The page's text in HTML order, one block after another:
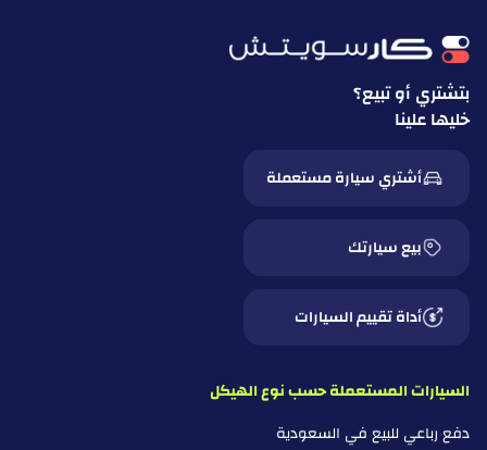
بتشتري أو تبيع؟
خليها علينا
أشتري سيارة مستعملة
بيع سيارتك
أداة تقييم السيارات
السيارات المستعملة حسب نوع الهيكل
دفع رباعي للبيع في السعودية